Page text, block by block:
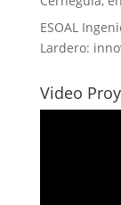
ESOAL
Lardero:
Video